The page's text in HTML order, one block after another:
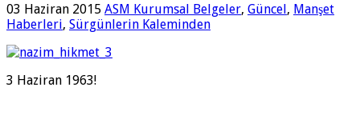
03 Haziran 2015 ASM Kurumsal Belgeler, Güncel, Manşet
Haberleri, Sürgünlerin Kaleminden
3 Haziran 1963!